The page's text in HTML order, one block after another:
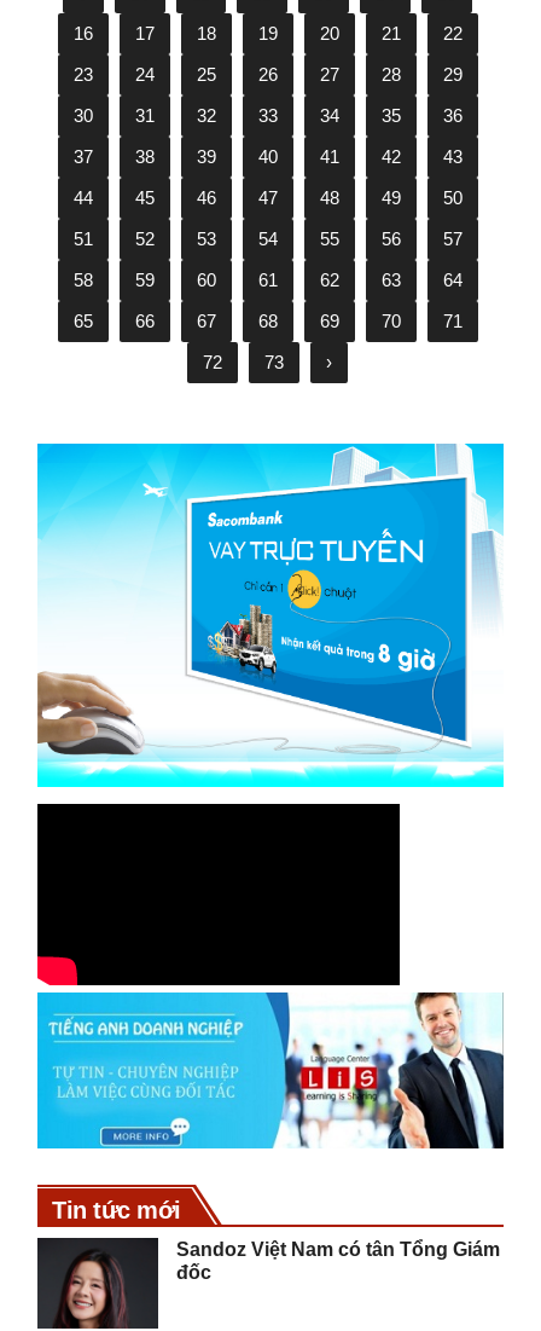
16
17 18 19 20 21
22
23
24 25 26 27 28
29
30
31 32 33 34 35
36
37
38 39 40 41 42
43
44
45 46 47 48 49
50
51
52 53 54 55 56
57
58
59 60 61 62 63
64
65
66 67 68 69 70
71
72
73 ›
Tin tức mới
Sandoz Việt Nam có tân Tổng Giám
đốc